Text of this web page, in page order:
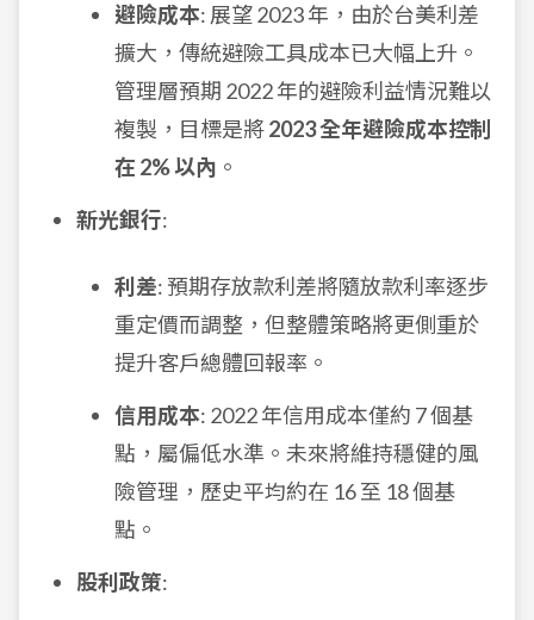
避險成本: 展望 2023 年，由於台美利差
擴大，傳統避險工具成本已大幅上升。
管理層預期 2022 年的避險利益情況難以
複製，目標是將2023 全年避險成本控制
在 2% 以內 。
新光銀行:
利差: 預期存放款利差將隨放款利率逐步
重定價而調整，但整體策略將更側重於
提升客戶總體回報率。
信用成本: 2022 年信用成本僅約 7 個基
點，屬偏低水準。未來將維持穩健的風
險管理，歷史平均約在 16 至 18 個基
點。
股利政策: